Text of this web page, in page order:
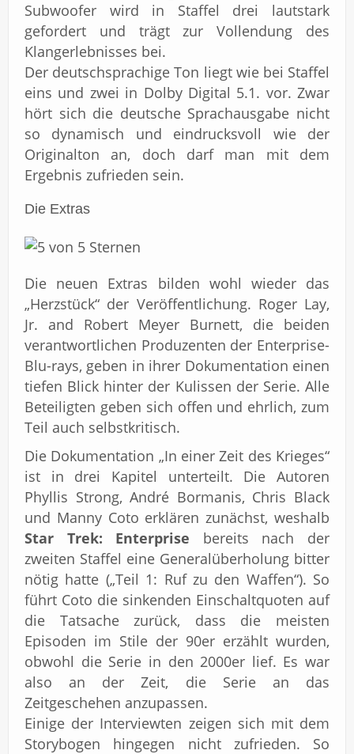
Subwoofer wird in Staffel drei lautstark
gefordert und trägt zur Vollendung des
Klangerlebnisses bei.
Der deutschsprachige Ton liegt wie bei Staffel
eins und zwei in Dolby Digital 5.1. vor. Zwar
hört sich die deutsche Sprachausgabe nicht
so dynamisch und eindrucksvoll wie der
Originalton an, doch darf man mit dem
Ergebnis zufrieden sein.
Die Extras
Die neuen Extras bilden wohl wieder das
„Herzstück“ der Veröffentlichung. Roger Lay,
Jr. and Robert Meyer Burnett, die beiden
verantwortlichen Produzenten der Enterprise-
Blu-rays, geben in ihrer Dokumentation einen
tiefen Blick hinter der Kulissen der Serie. Alle
Beteiligten geben sich offen und ehrlich, zum
Teil auch selbstkritisch.
Die Dokumentation „In einer Zeit des Krieges“
ist in drei Kapitel unterteilt. Die Autoren
Phyllis Strong, André Bormanis, Chris Black
und Manny Coto erklären zunächst, weshalb
Star Trek: Enterprise bereits nach der
zweiten Staffel eine Generalüberholung bitter
nötig hatte („Teil 1: Ruf zu den Waffen“). So
führt Coto die sinkenden Einschaltquoten auf
die Tatsache zurück, dass die meisten
Episoden im Stile der 90er erzählt wurden,
obwohl die Serie in den 2000er lief. Es war
also an der Zeit, die Serie an das
Zeitgeschehen anzupassen.
Einige der Interviewten zeigen sich mit dem
Storybogen hingegen nicht zufrieden. So